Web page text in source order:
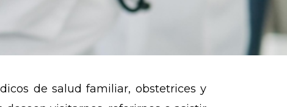
de salud familiar, obstetrices y